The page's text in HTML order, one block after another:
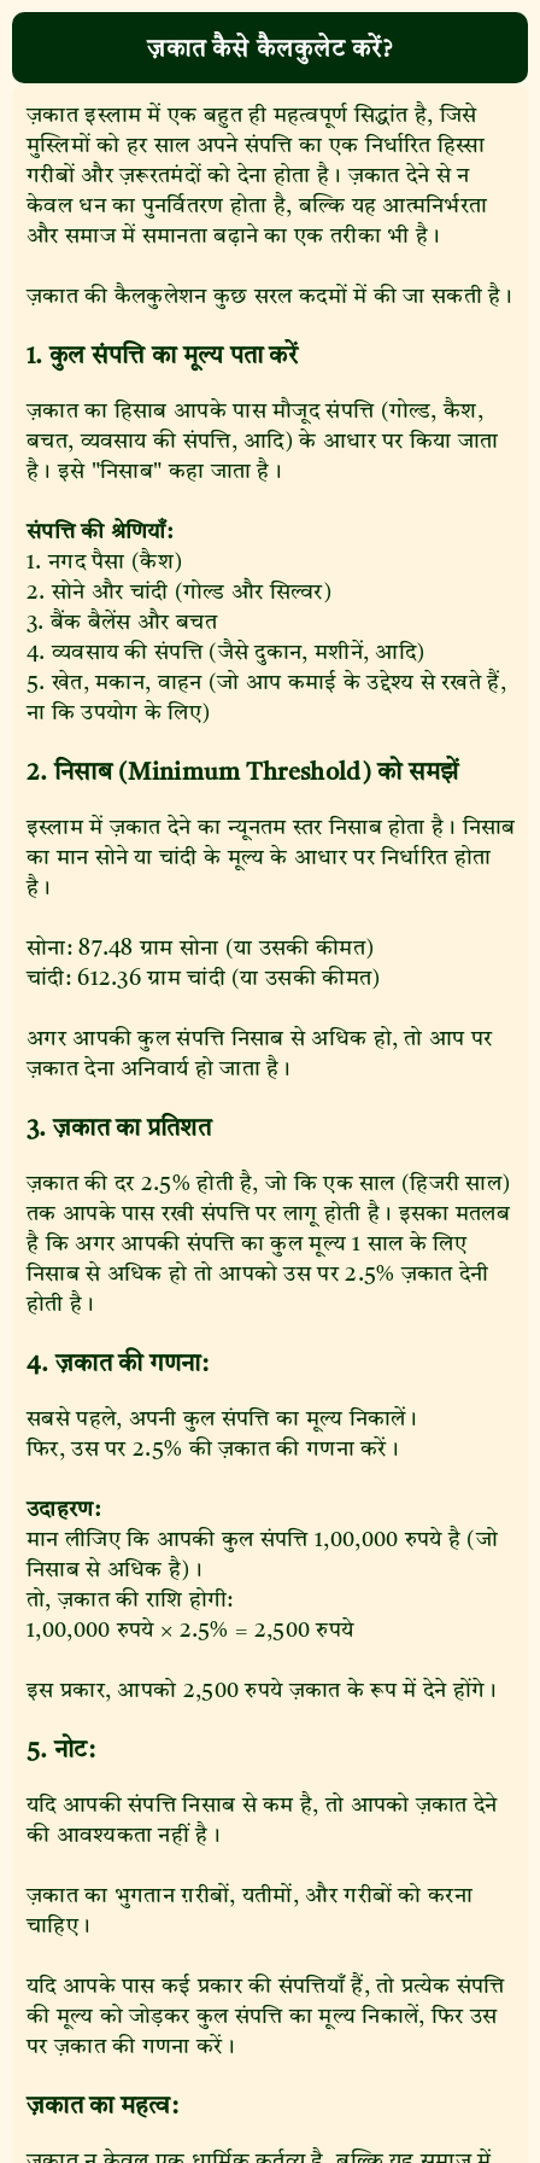
ज़कात कैसे कैलकुलेट करें?
ज़कात इस्लाम में एक बहुत ही महत्वपूर्ण सिद्धांत है, जिसे
मुस्लिमों को हर साल अपने संपत्ति का एक निर्धारित हिस्सा
गरीबों और ज़रूरतमंदों को देना होता है। ज़कात देने से न
केवल धन का पुनर्वितरण होता है, बल्कि यह आत्मनिर्भरता
और समाज में समानता बढ़ाने का एक तरीका भी है।
ज़कात की कैलकुलेशन कुछ सरल कदमों में की जा सकती है।
1. कुल संपत्ति का मूल्य पता करें
ज़कात का हिसाब आपके पास मौजूद संपत्ति (गोल्ड, कैश,
बचत, व्यवसाय की संपत्ति, आदि) के आधार पर किया जाता
है। इसे "निसाब" कहा जाता है।
संपत्ति की श्रेणियाँ:
1. नगद पैसा (कैश)
2. सोने और चांदी (गोल्ड और सिल्वर)
3. बैंक बैलेंस और बचत
4. व्यवसाय की संपत्ति (जैसे दुकान, मशीनें, आदि)
5. खेत, मकान, वाहन (जो आप कमाई के उद्देश्य से रखते हैं,
ना कि उपयोग के लिए)
2. निसाब (Minimum Threshold) को समझें
इस्लाम में ज़कात देने का न्यूनतम स्तर निसाब होता है। निसाब
का मान सोने या चांदी के मूल्य के आधार पर निर्धारित होता
है।
सोना: 87.48 ग्राम सोना (या उसकी कीमत)
चांदी: 612.36 ग्राम चांदी (या उसकी कीमत)
अगर आपकी कुल संपत्ति निसाब से अधिक हो, तो आप पर
ज़कात देना अनिवार्य हो जाता है।
3. ज़कात का प्रतिशत
ज़कात की दर 2.5% होती है, जो कि एक साल (हिजरी साल)
तक आपके पास रखी संपत्ति पर लागू होती है। इसका मतलब
है कि अगर आपकी संपत्ति का कुल मूल्य 1 साल के लिए
निसाब से अधिक हो तो आपको उस पर 2.5% ज़कात देनी
होती है।
4. ज़कात की गणना:
सबसे पहले, अपनी कुल संपत्ति का मूल्य निकालें।
फिर, उस पर 2.5% की ज़कात की गणना करें।
उदाहरण:
मान लीजिए कि आपकी कुल संपत्ति 1,00,000 रुपये है (जो
निसाब से अधिक है)।
तो, ज़कात की राशि होगी:
1,00,000 रुपये × 2.5% = 2,500 रुपये
इस प्रकार, आपको 2,500 रुपये ज़कात के रूप में देने होंगे।
5. नोट:
यदि आपकी संपत्ति निसाब से कम है, तो आपको ज़कात देने
की आवश्यकता नहीं है।
ज़कात का भुगतान ग़रीबों, यतीमों, और गरीबों को करना
चाहिए।
यदि आपके पास कई प्रकार की संपत्तियाँ हैं, तो प्रत्येक संपत्ति
की मूल्य को जोड़कर कुल संपत्ति का मूल्य निकालें, फिर उस
पर ज़कात की गणना करें।
ज़कात का महत्व: